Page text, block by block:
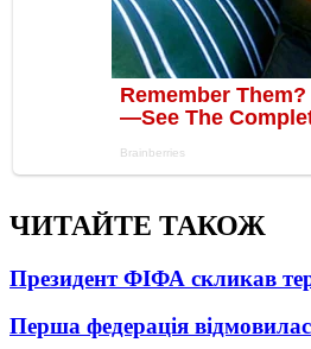
ЧИТАЙТЕ ТАКОЖ
Президент ФІФА скликав
Перша федерація